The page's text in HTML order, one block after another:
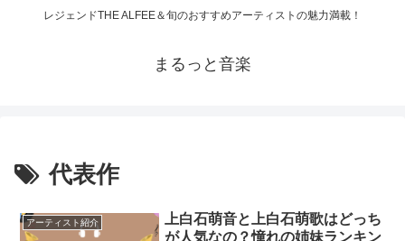
レジェンドTHE ALFEE＆旬のおすすめアーティストの魅力満載！
まるっと音楽
代表作
アーティスト紹介
上白石萌音と上白石萌歌はどっち
が人気なの？憧れの姉妹ランキン